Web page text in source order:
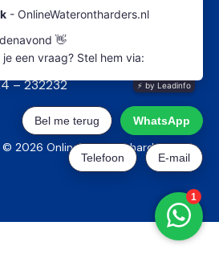
ook WhatsApp!
– 232232
© 2026 OnlineWaterontharders.nl